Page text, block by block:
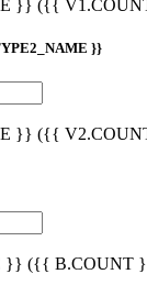
}} ({{
}}
}} ({{
}} ({{ B.COUNT